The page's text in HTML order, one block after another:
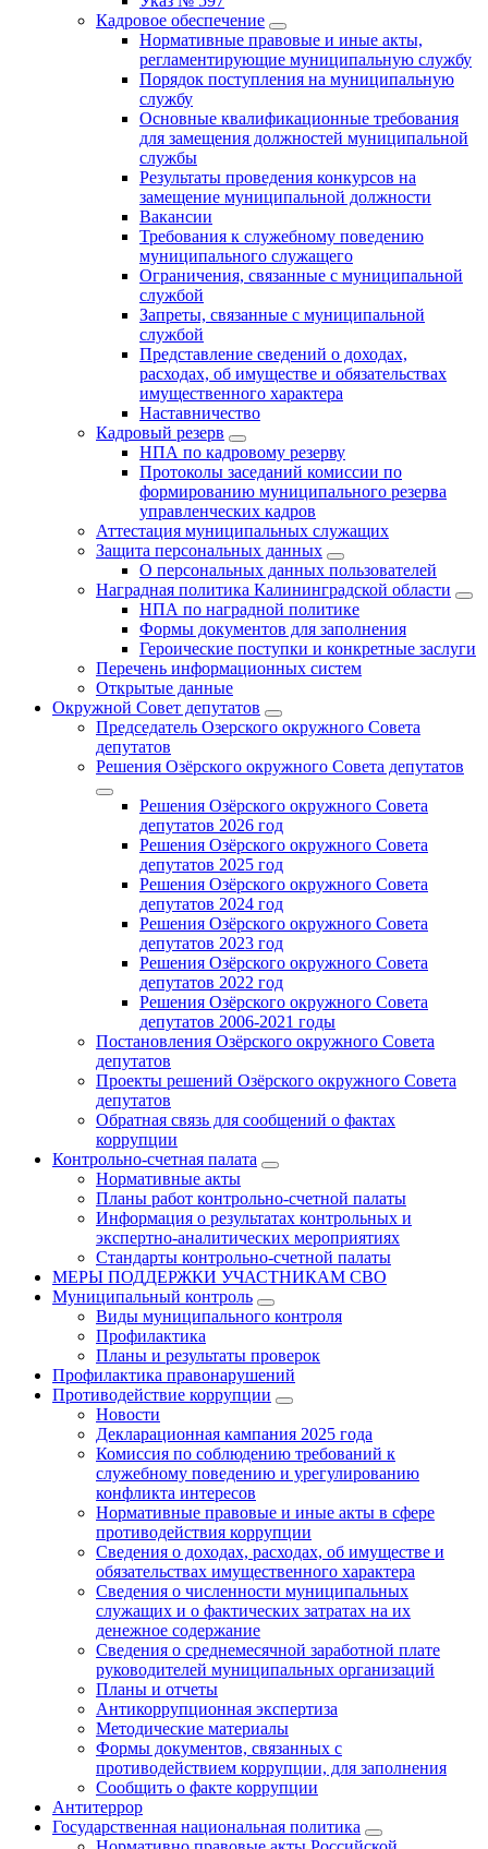
Кадровое обеспечение
Нормативные правовые и иные акты,
регламентирующие муниципальную службу
Порядок поступления на муниципальную
службу
Основные квалификационные требования
для замещения должностей муниципальной
службы
Результаты проведения конкурсов на
замещение муниципальной должности
Вакансии
Требования к служебному поведению
муниципального служащего
Ограничения, связанные с муниципальной
службой
Запреты, связанные с муниципальной
службой
Представление сведений о доходах,
расходах, об имуществе и обязательствах
имущественного характера
Наставничество
Кадровый резерв
НПА по кадровому резерву
Протоколы заседаний комиссии по
формированию муниципального резерва
управленческих кадров
Аттестация муниципальных служащих
Защита персональных данных
О персональных данных пользователей
Наградная политика Калининградской области
НПА по наградной политике
Формы документов для заполнения
Героические поступки и конкретные заслуги
Перечень информационных систем
Открытые данные
Окружной Совет депутатов
Председатель Озерского окружного Совета
депутатов
Решения Озёрского окружного Совета депутатов
Решения Озёрского окружного Совета
депутатов 2026 год
Решения Озёрского окружного Совета
депутатов 2025 год
Решения Озёрского окружного Совета
депутатов 2024 год
Решения Озёрского окружного Совета
депутатов 2023 год
Решения Озёрского окружного Совета
депутатов 2022 год
Решения Озёрского окружного Совета
депутатов 2006-2021 годы
Постановления Озёрского окружного Совета
депутатов
Проекты решений Озёрского окружного Совета
депутатов
Обратная связь для сообщений о фактах
коррупции
Контрольно-счетная палата
Нормативные акты
Планы работ контрольно-счетной палаты
Информация о результатах контрольных и
экспертно-аналитических мероприятиях
Стандарты контрольно-счетной палаты
МЕРЫ ПОДДЕРЖКИ УЧАСТНИКАМ СВО
Муниципальный контроль
Виды муниципального контроля
Профилактика
Планы и результаты проверок
Профилактика правонарушений
Противодействие коррупции
Новости
Декларационная кампания 2025 года
Комиссия по соблюдению требований к
служебному поведению и урегулированию
конфликта интересов
Нормативные правовые и иные акты в сфере
противодействия коррупции
Сведения о доходах, расходах, об имуществе и
обязательствах имущественного характера
Сведения о численности муниципальных
служащих и о фактических затратах на их
денежное содержание
Сведения о среднемесячной заработной плате
руководителей муниципальных организаций
Планы и отчеты
Антикоррупционная экспертиза
Методические материалы
Формы документов, связанных с
противодействием коррупции, для заполнения
Сообщить о факте коррупции
Антитеррор
Государственная национальная политика